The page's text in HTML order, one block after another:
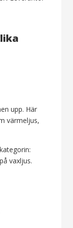
upp. Här
värmeljus,
vaxljus.